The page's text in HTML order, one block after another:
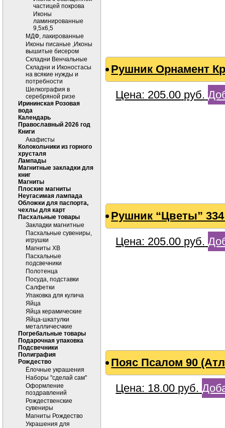
частицей покрова
Иконы
ламинированные
9,5х6,5
МДФ, лакированные
Иконы писаные ,Иконы
вышитые бисером
Складни Венчальные
Складни и Иконостасы
на всякие нужды и
потребности
Шелкография в
серебряной ризе
Ирининская Розовая
вода
Календарь
Православный 2026 год
Книги
Акафисты
Колокольчики из горного
хрусталя
Лампады
Магнитные закладки для
книг
Магниты
Плоские магниты
Неугасимая лампада
Обложки для паспорта,
чехлы для карт
Пасхальные товары
Закладки магнитные
Пасхальные сувениры,
игрушки
Магниты ХВ
Пасхальные
подсвечники
Полотенца
Посуда, подставки
Салфетки
Упаковка для кулича
Яйца
Яйца керамические
Яйца-шкатулки
металличесчкие
Погребальные товары
Подарочная упаковка
Подсвечники
Полиграфия
Рождество
Ёлочные украшения
Наборы "сделай сам"
Оформление
поздравлений
Рождественские
сувениры
Магниты Рождество
Украшения для
Рушник Орнамент
Цена: 205.00 руб.
Рушник “Цветы”
Цена: 205.00 руб.
Пояс Псалом 90
Цена: 18.00 руб.